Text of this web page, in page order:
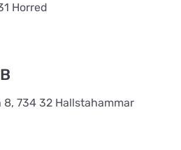
22Horred
8, 734 32 Hallstahammar